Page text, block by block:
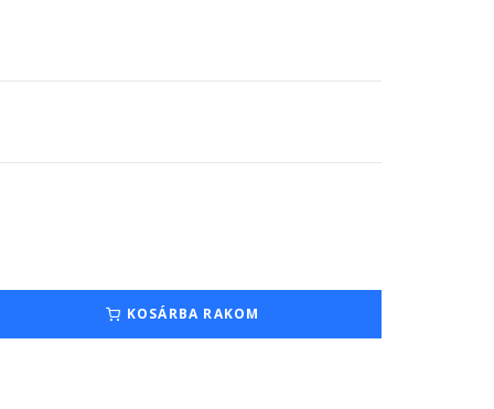
KOSÁRBA RAKOM